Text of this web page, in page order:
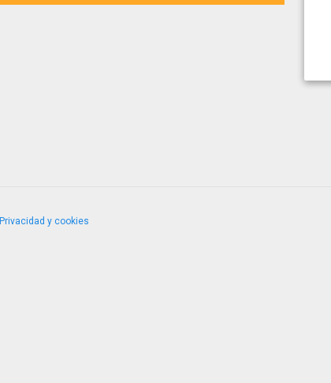
Privacidad y cookies